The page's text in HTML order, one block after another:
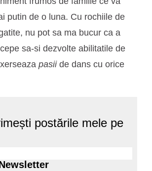
putin de o luna. Cu rochiile de
nu pot sa ma bucur ca a
sa-si dezvolte abilitatile de
pasiide dans cu orice
postările mele pe